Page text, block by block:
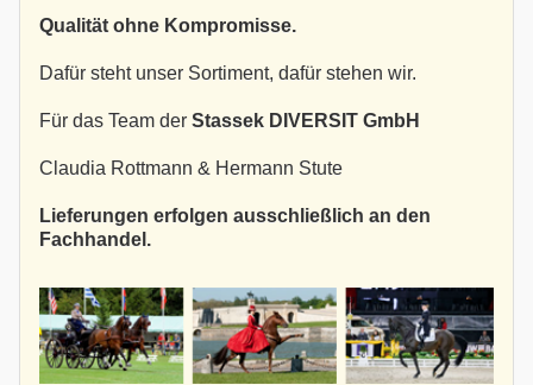
Qualität ohne Kompromisse.
Dafür steht unser Sortiment, dafür stehen wir.
Für das Team der Stassek DIVERSIT GmbH
Claudia Rottmann & Hermann Stute
Lieferungen erfolgen ausschließlich an den
Fachhandel.